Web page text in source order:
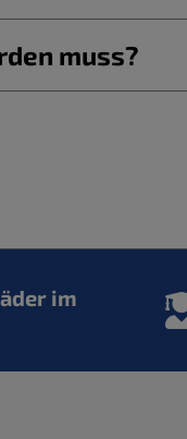
muss?
im